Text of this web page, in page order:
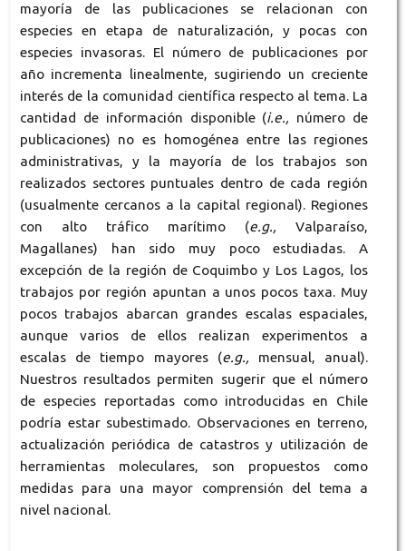
mayoría de las publicaciones se relacionan con
especies en etapa de naturalización, y pocas con
especies invasoras. El número de publicaciones por
año incrementa linealmente, sugiriendo un creciente
interés de la comunidad científica respecto al tema. La
cantidad de información disponible (i.e., número de
publicaciones) no es homogénea entre las regiones
administrativas, y la mayoría de los trabajos son
realizados sectores puntuales dentro de cada región
(usualmente cercanos a la capital regional). Regiones
con alto tráfico marítimo (e.g.,Valparaíso,
Magallanes) han sido muy poco estudiadas. A
excepción de la región de Coquimbo y Los Lagos, los
trabajos por región apuntan a unos pocos taxa. Muy
pocos trabajos abarcan grandes escalas espaciales,
aunque varios de ellos realizan experimentos a
escalas de tiempo mayores (e.g., mensual, anual).
Nuestros resultados permiten sugerir que el número
de especies reportadas como introducidas en Chile
podría estar subestimado. Observaciones en terreno,
actualización periódica de catastros y utilización de
herramientas moleculares, son propuestos como
medidas para una mayor comprensión del tema a
nivel nacional.